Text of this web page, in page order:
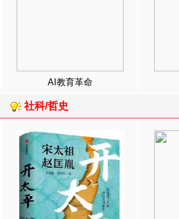
AI教育革命
社科/哲史